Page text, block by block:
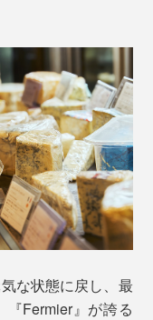
な状態に戻し、最
Fermier』が誇る